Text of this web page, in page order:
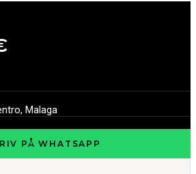
Malaga
PÅ WHATSAPP